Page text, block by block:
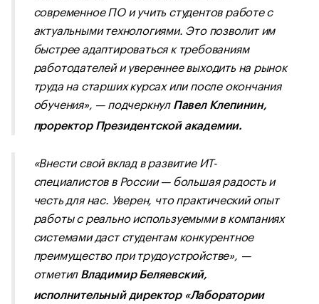
современное ПО и учить студентов работе с
актуальными технологиями. Это позволит им
быстрее адаптироваться к требованиям
работодателей и увереннее выходить на рынок
труда на старших курсах или после окончания
обучения», — подчеркнул Павел Клепинин,
проректор Президентской академии.
«Внести свой вклад в развитие ИТ-
специалистов в России — большая радость и
честь для нас. Уверен, что практический опыт
работы с реально используемыми в компаниях
системами даст студентам конкурентное
преимущество при трудоустройстве», —
отметил Владимир Беляевский,
исполнительный директор «Лаборатории